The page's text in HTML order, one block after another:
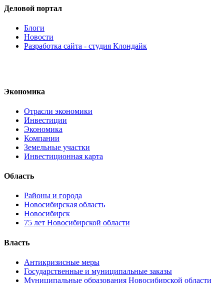
Деловой портал
Блоги
Новости
Разработка сайта - студия Клондайк
Экономика
Отрасли экономики
Инвестиции
Экономика
Компании
Земельные участки
Инвестиционная карта
Область
Районы и города
Новосибирская область
Новосибирск
75 лет Новосибирской области
Власть
Антикризисные меры
Государственные и муниципальные заказы
Муниципальные образования Новосибирской области